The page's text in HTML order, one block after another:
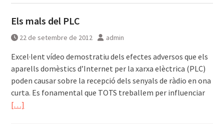
Els mals del PLC
22 de setembre de 2012 admin
Excel·lent vídeo demostratiu dels efectes adversos que els
aparells domèstics d’Internet per la xarxa elèctrica (PLC)
poden causar sobre la recepció dels senyals de ràdio en ona
curta. Es fonamental que TOTS treballem per influenciar
[…]